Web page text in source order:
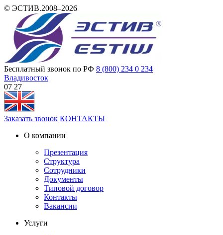
© ЭСТИВ.2008–2026
Бесплатный звонок по РФ 8 (800) 234 0 234
Владивосток
07:27
Заказать звонок КОНТАКТЫ
О компании
Презентация
Структура
Сотрудники
Документы
Типовой договор
Контакты
Вакансии
Услуги